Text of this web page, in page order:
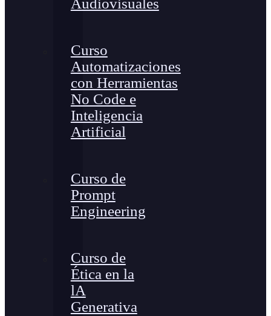
Audiovisuales
Curso
Automatizaciones
con Herramientas
No Code e
Inteligencia
Artificial
Curso de
Prompt
Engineering
Curso de
Ética en la
lA
Generativa